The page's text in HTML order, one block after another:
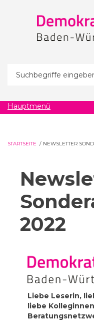
Hauptmenü
STARTSEITE / NEWSLETTER
2022
Liebe Leserin,
liebe